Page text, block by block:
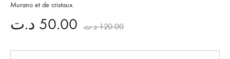
Murano et de cristaux.
50.00 د.ت 120.00 د.ت